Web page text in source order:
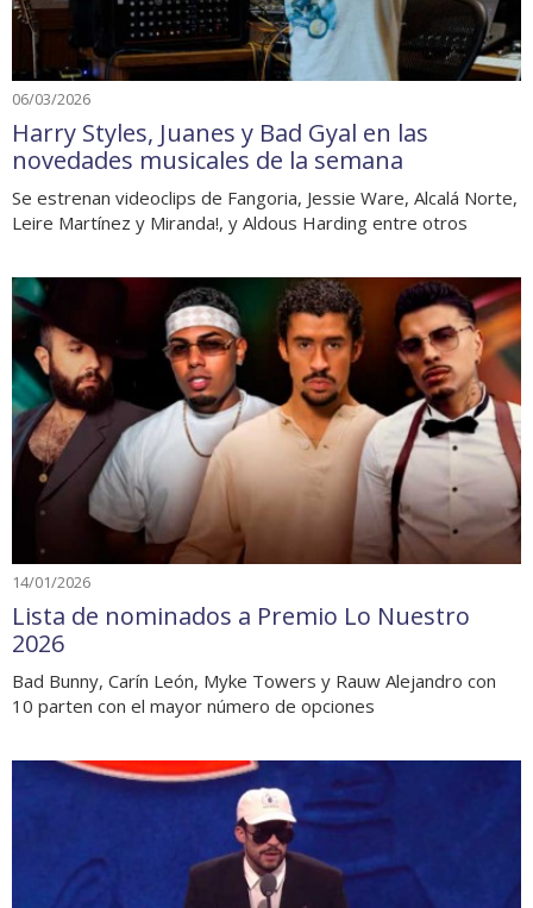
06/03/2026
Harry Styles, Juanes y Bad Gyal en las
novedades musicales de la semana
Se estrenan videoclips de Fangoria, Jessie Ware, Alcalá Norte,
Leire Martínez y Miranda!, y Aldous Harding entre otros
14/01/2026
Lista de nominados a Premio Lo Nuestro
2026
Bad Bunny, Carín León, Myke Towers y Rauw Alejandro con
10 parten con el mayor número de opciones